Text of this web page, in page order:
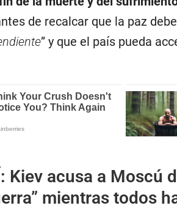
de recalcar que la paz
” y que el país pueda
Kiev acusa a Moscú
mientras todos